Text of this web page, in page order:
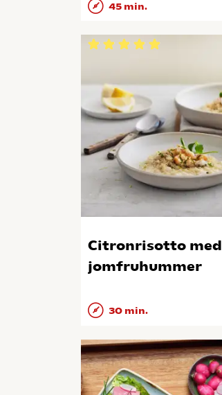
45 min.
Citronrisotto med
jomfruhummer
30 min.